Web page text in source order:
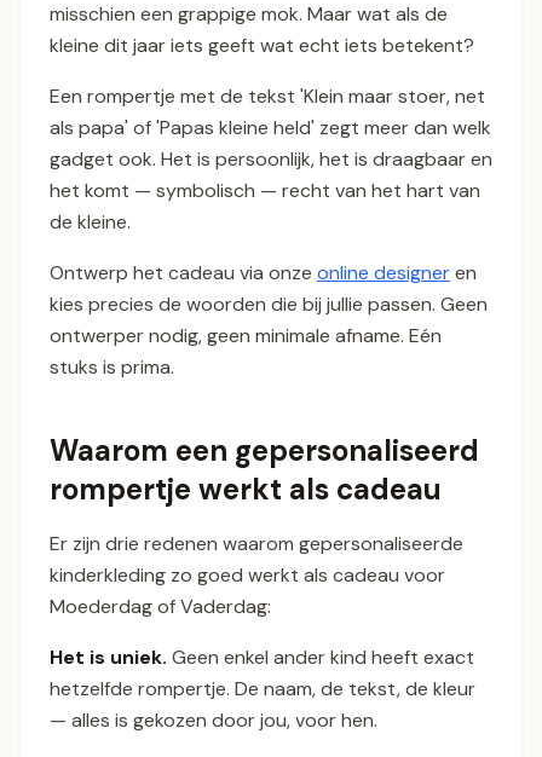
misschien een grappige mok. Maar wat als de
kleine dit jaar iets geeft wat echt iets betekent?
Een rompertje met de tekst 'Klein maar stoer, net
als papa' of 'Papas kleine held' zegt meer dan welk
gadget ook. Het is persoonlijk, het is draagbaar en
het komt — symbolisch — recht van het hart van
de kleine.
Ontwerp het cadeau via onze online designeren
kies precies de woorden die bij jullie passen. Geen
ontwerper nodig, geen minimale afname. Eén
stuks is prima.
Waarom een gepersonaliseerd
rompertje werkt als cadeau
Er zijn drie redenen waarom gepersonaliseerde
kinderkleding zo goed werkt als cadeau voor
Moederdag of Vaderdag:
Het is uniek. Geen enkel ander kind heeft exact
hetzelfde rompertje. De naam, de tekst, de kleur
— alles is gekozen door jou, voor hen.